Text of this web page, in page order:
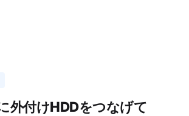
外付けHDDをつなげて